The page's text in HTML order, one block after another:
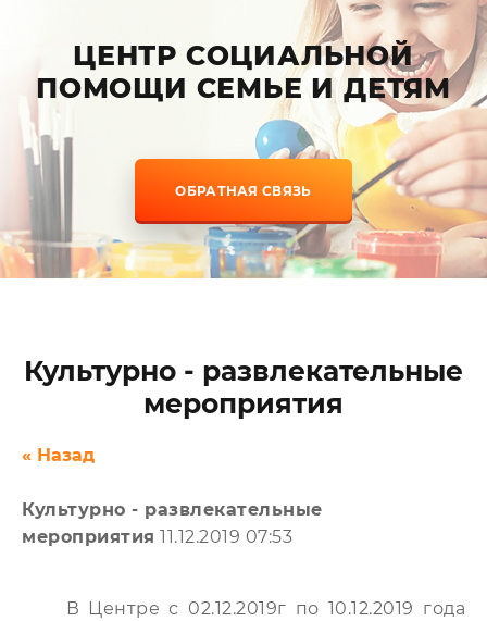
ЦЕНТР СОЦИАЛЬНОЙ
ПОМОЩИ СЕМЬЕ И ДЕТЯМ
ОБРАТНАЯ СВЯЗЬ
Культурно - развлекательные
мероприятия
« Назад
Культурно - развлекательные
мероприятия 11.12.2019 07:53
В Центре с 02.12.2019г по 10.12.2019 года